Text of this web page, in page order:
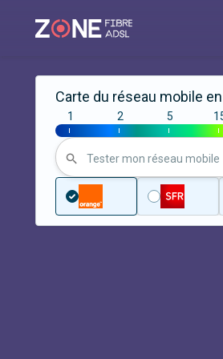
Carte du réseau mobile
|
1
|
2
|
5
|
Tester mon réseau mobile